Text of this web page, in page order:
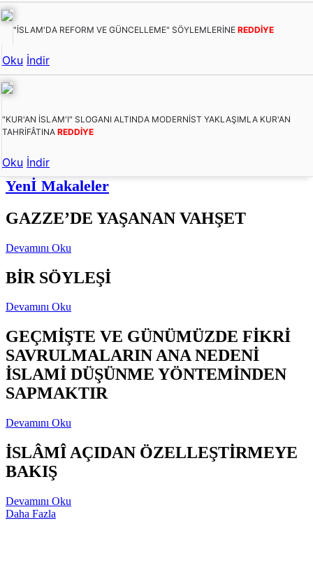
"İSLAM'DA REFORM VE GÜNCELLEME" SÖYLEMLERİNE REDDİYE
Oku İndir
"KUR'AN İSLAM'I" SLOGANI ALTINDA MODERNİST YAKLAŞIMLA KUR'AN
TAHRİFÂTINA REDDİYE
Oku İndir
Yenİ Makaleler
GAZZE’DE YAŞANAN VAHŞET
Devamını Oku
BİR SÖYLEŞİ
Devamını Oku
GEÇMİŞTE VE GÜNÜMÜZDE FİKRİ
SAVRULMALARIN ANA NEDENİ
İSLAMİ DÜŞÜNME YÖNTEMİNDEN
SAPMAKTIR
Devamını Oku
İSLÂMÎ AÇIDAN ÖZELLEŞTİRMEYE
BAKIŞ
Devamını Oku
Daha Fazla